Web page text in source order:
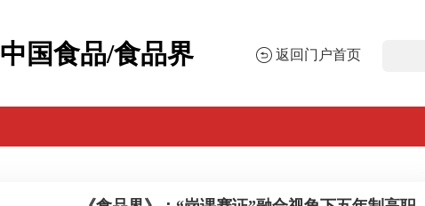
中国食品/食品界 返回门户首页